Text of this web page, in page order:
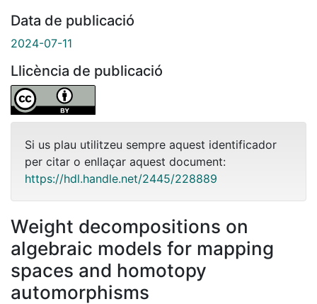
Data de publicació
2024-07-11
Llicència de publicació
Si us plau utilitzeu sempre aquest identificador
per citar o enllaçar aquest document:
https://hdl.handle.net/2445/228889
Weight decompositions on
algebraic models for mapping
spaces and homotopy
automorphisms